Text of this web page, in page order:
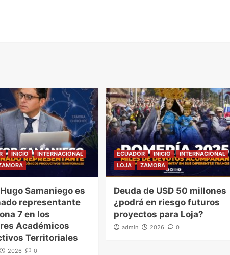
INICIO
INTERNACIONAL
Samaniego es
representante
7 en los
Académicos
Territoriales
2026 0
ECUADOR INICIO
INTERNACIONAL
LOJA
ZAMORA
Deuda de USD 50 millones
¿podrá en riesgo futuros
proyectos para Loja?
admin 2026 0